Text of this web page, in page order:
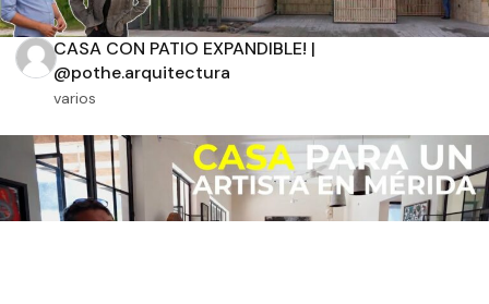
CASA CON PATIO EXPANDIBLE! |
@pothe.arquitectura
varios